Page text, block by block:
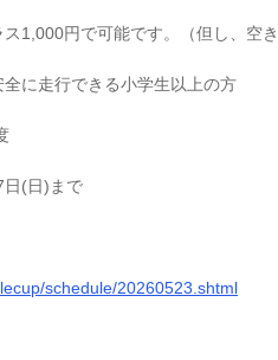
1,000円で可能です。（但し、空き
全に走行できる小学生以上の方
日(日)まで
schedule/20260523.shtml